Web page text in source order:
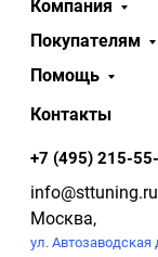
Компания
Покупателям
Помощь
Контакты
+7 (495) 215-
info@sttuning.ru
Москва,
ул. Автозаводская